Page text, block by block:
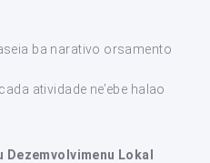
ba narativo orsamento
atividade ne’ebe halao
Lokal